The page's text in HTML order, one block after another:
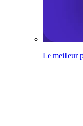
Le meilleur